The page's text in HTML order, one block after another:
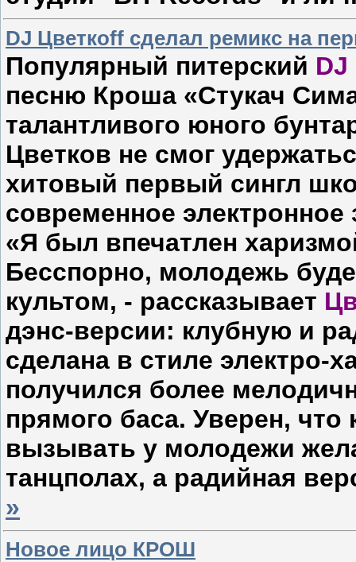
DJ Цветкоff сделал ремикс на
Популярный питерский
песню Кроша «Стукач
талантливого юного
Цветков не смог
хитовый первый сингл
современное электронное
«Я был впечатлен
Бесспорно, молодежь
культом, - рассказывает
дэнс-версии: клубную и
сделана в стиле электро-
получился более
прямого баса. Уверен,
вызывать у молодежи
танцполах, а радийная
»
Новое лицо КРОШ